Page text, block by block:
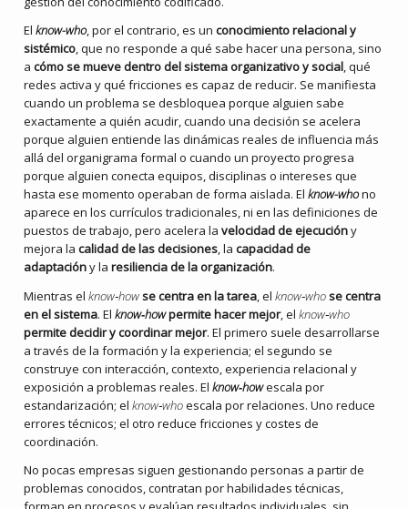
Elknow-who, por el contrario, es unconocimiento relacional y
sistémico, que no responde a qué sabe hacer una persona, sino
acómo se mueve dentro del sistema organizativo y social, qué
redes activa y qué fricciones es capaz de reducir. Se manifiesta
cuando un problema se desbloquea porque alguien sabe
exactamente a quién acudir, cuando una decisión se acelera
porque alguien entiende las dinámicas reales de influencia más
allá del organigrama formal o cuando un proyecto progresa
porque alguien conecta equipos, disciplinas o intereses que
hasta ese momento operaban de forma aislada. Elknow-whono
aparece en los currículos tradicionales, ni en las definiciones de
puestos de trabajo, pero acelera lavelocidad de ejecucióny
mejora lacalidad de las decisiones, lacapacidad de
adaptacióny laresiliencia de la organización.
Mientras elknow‑howse centra en la tarea, elknow‑whose centra
en el sistema. Elknow‑howpermite hacer mejor, elknow‑who
permite decidir y coordinar mejor. El primero suele desarrollarse
a través de la formación y la experiencia; el segundo se
construye con interacción, contexto, experiencia relacional y
exposición a problemas reales. Elknow‑howescala por
estandarización; elknow‑whoescala por relaciones. Uno reduce
errores técnicos; el otro reduce fricciones y costes de
coordinación.
No pocas empresas siguen gestionando personas a partir de
problemas conocidos, contratan por habilidades técnicas,